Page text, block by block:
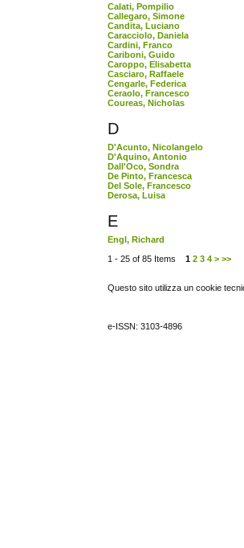
Calati, Pompilio
Callegaro, Simone
Candita, Luciano
Caracciolo, Daniela
Cardini, Franco
Cariboni, Guido
Caroppo, Elisabetta
Casciaro, Raffaele
Cengarle, Federica
Ceraolo, Francesco
Coureas, Nicholas
D
D'Acunto, Nicolangelo
D'Aquino, Antonio
Dall'Oco, Sondra
De Pinto, Francesca
Del Sole, Francesco
Derosa, Luisa
E
Engl, Richard
1 - 25 of 85 Items1 2 3 4 > >>
Questo sito utilizza un cookie
e-ISSN: 3103-4896